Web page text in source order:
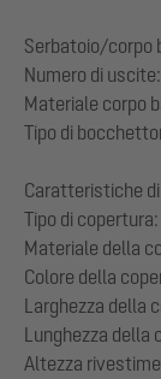
Serbatoio/corpo
Numero di uscite:
Materiale corpo
Tipo di
Caratteristiche
Tipo di
Materiale della
Colore della
Larghezza della
Lunghezza della
Altezza